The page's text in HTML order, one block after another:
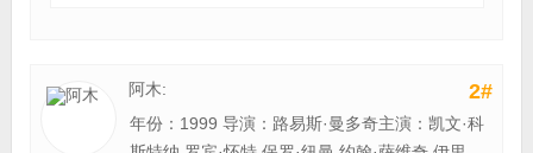
2#
阿木:
年份：1999 导演：路易斯·曼多奇主演：凯文·科